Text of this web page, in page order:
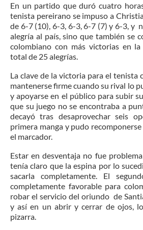
En un partido que duró cuatro
tenista pereirano se impuso a
de 6-7 (10), 6-3, 6-3, 6-7 (7) y 6-3, y
alegría al país, sino que también se
colombiano con más victorias en
total de 25 alegrías.
La clave de la victoria para el tenista
mantenerse firme cuando su rival lo
y apoyarse en el público para subir
que su juego no se encontraba a
decayó tras desaprovechar seis
primera manga y pudo
el marcador.
Estar en desventaja no fue
tenía claro que la espina por lo
sacarla completamente. El
completamente favorable para
robar el servicio del oriundo de
y así en un abrir y cerrar de ojos,
pizarra.